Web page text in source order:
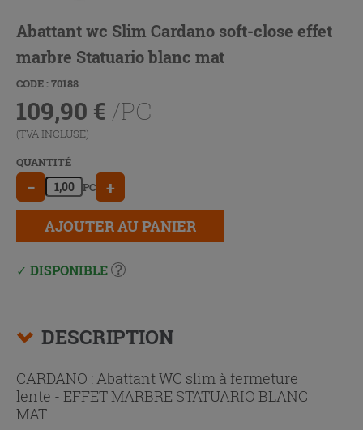
Abattant wc Slim Cardano soft-close effet
marbre Statuario blanc mat
CODE : 70188
109,90 € /PC
(TVA INCLUSE)
QUANTITÉ
− PC +
AJOUTER AU PANIER
DISPONIBLE
DESCRIPTION
CARDANO : Abattant WC slim à fermeture
lente - EFFET MARBRE STATUARIO BLANC
MAT